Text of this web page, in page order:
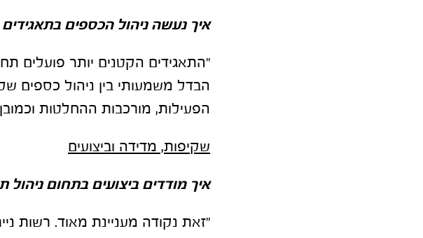
איך נעשה ניהול הכספים בתאגידים
"התאגידים הקטנים יותר פועלים
הבדל משמעותי בין ניהול כספים
הפעילות, מורכבות ההחלטות
שקיפות, מדידה וביצועים
איך מודדים ביצועים בתחום
"זאת נקודה מעניינת מאוד. רשות